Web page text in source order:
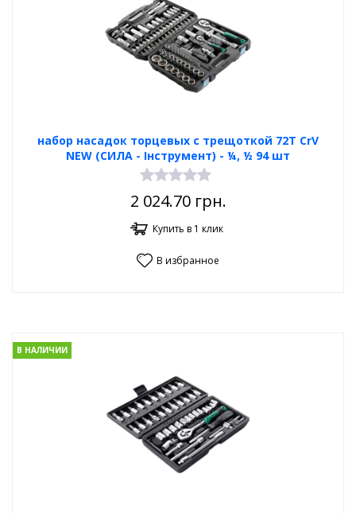
набор насадок торцевых с трещоткой 72Т CrV
NEW (СИЛА - Інструмент) - ¼, ½ 94 шт
2 024.70грн.
Купить в 1 клик
В избранное
В НАЛИЧИИ